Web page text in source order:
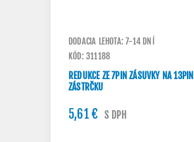
DODACIA LEHOTA: 7-14 DNÍ
KÓD: 311188
REDUKCE ZE 7PIN ZÁSUVKY NA 13PIN
ZÁSTRČKU
5,61 € S DPH